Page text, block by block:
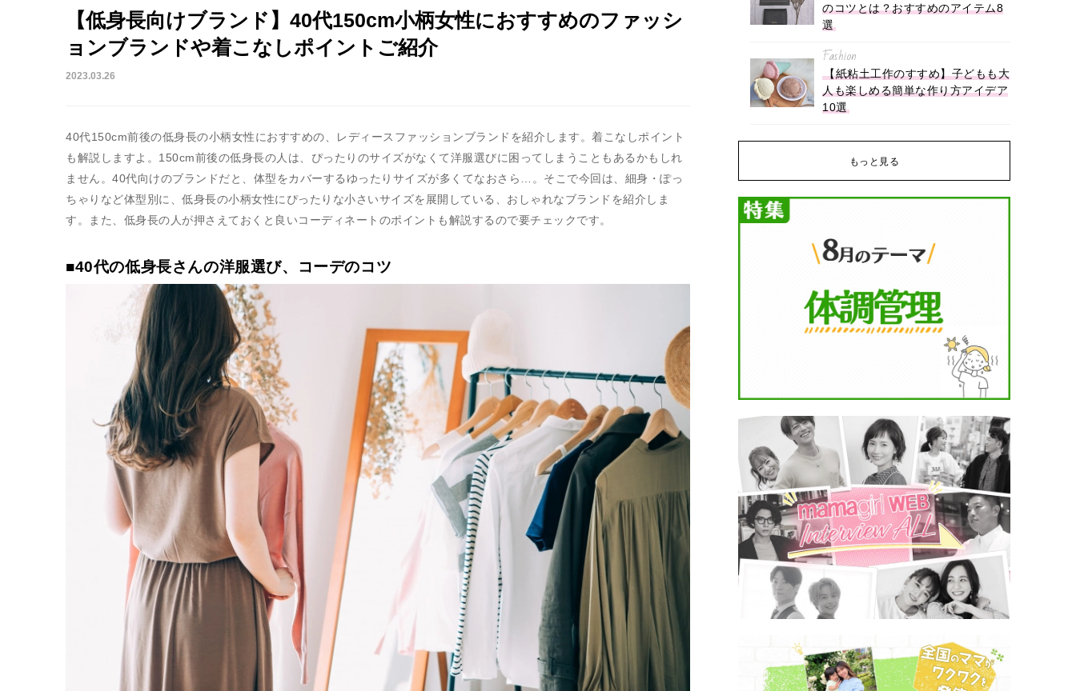
【低身長向けブランド】40代150cm小柄女性におすすめのファッシ
ョンブランドや着こなしポイントご紹介
2023.03.26
40代150cm前後の低身長の小柄女性におすすめの、レディースファッションブランドを紹介します。着こなしポイント
も解説しますよ。150cm前後の低身長の人は、ぴったりのサイズがなくて洋服選びに困ってしまうこともあるかもしれ
ません。40代向けのブランドだと、体型をカバーするゆったりサイズが多くてなおさら…。そこで今回は、細身・ぽっ
ちゃりなど体型別に、低身長の小柄女性にぴったりな小さいサイズを展開している、おしゃれなブランドを紹介しま
す。また、低身長の人が押さえておくと良いコーディネートのポイントも解説するので要チェックです。
■40代の低身長さんの洋服選び、コーデのコツ
のコツとは？おすすめのアイテム8
選
Fashion
【紙粘土工作のすすめ】子どもも大
人も楽しめる簡単な作り方アイデア
10選
もっと見る